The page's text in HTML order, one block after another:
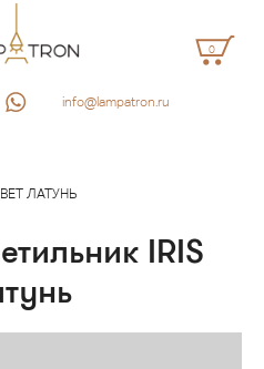
0
info@lampatron.ru
ЛАТУНЬ
IRIS